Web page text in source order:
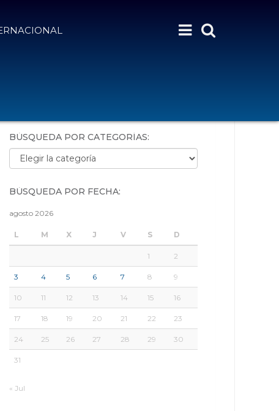
BÚSQUEDA POR CATEGORÍAS:
Búsqueda por categorías:
BÚSQUEDA POR FECHA:
agosto 2026
L M X J V S D
1 2
3 4 5 6 7 8 9
10 11 12 13 14 15 16
17 18 19 20 21 22 23
24 25 26 27 28 29 30
31
« Jul